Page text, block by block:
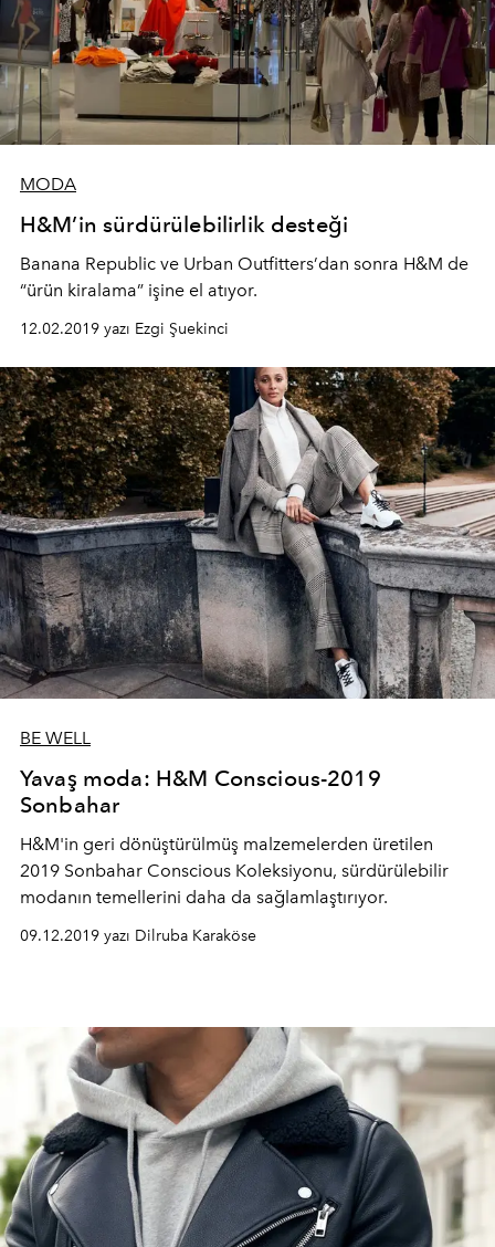
MODA
H&M’in sürdürülebilirlik desteği
Banana Republic ve Urban Outfitters’dan sonra H&M de
“ürün kiralama” işine el atıyor.
12.02.2019 yazı Ezgi Şuekinci
BE WELL
Yavaş moda: H&M Conscious-2019
Sonbahar
H&M'in geri dönüştürülmüş malzemelerden üretilen
2019 Sonbahar Conscious Koleksiyonu, sürdürülebilir
modanın temellerini daha da sağlamlaştırıyor.
09.12.2019 yazı Dilruba Karaköse